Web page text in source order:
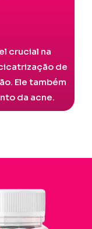
crucial na
de
Ele também
da acne.